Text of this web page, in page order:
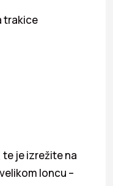
trakice
je izrežite na
loncu –